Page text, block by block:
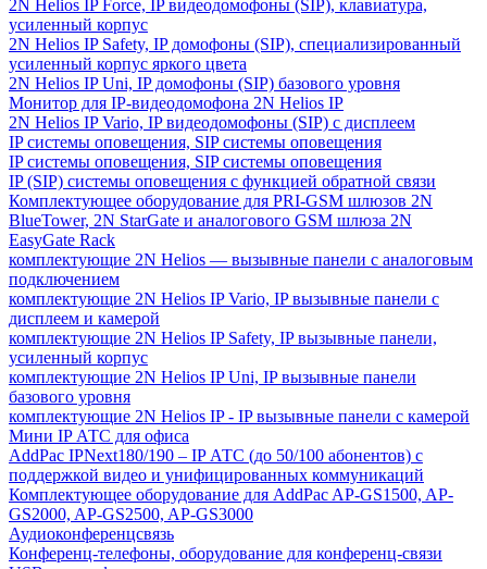
2N Helios IP Force, IP видеодомофоны (SIP), клавиатура,
усиленный корпус
2N Helios IP Safety, IP домофоны (SIP), специализированный
усиленный корпус яркого цвета
2N Helios IP Uni, IP домофоны (SIP) базового уровня
Монитор для IP-видеодомофона 2N Helios IP
2N Helios IP Vario, IP видеодомофоны (SIP) с дисплеем
IP системы оповещения, SIP системы оповещения
IP системы оповещения, SIP системы оповещения
IP (SIP) системы оповещения с функцией обратной связи
Комплектующее оборудование для PRI-GSM шлюзов 2N
BlueTower, 2N StarGate и аналогового GSM шлюза 2N
EasyGate Rack
комплектующие 2N Helios — вызывные панели с аналоговым
подключением
комплектующие 2N Helios IP Vario, IP вызывные панели с
дисплеем и камерой
комплектующие 2N Helios IP Safety, IP вызывные панели,
усиленный корпус
комплектующие 2N Helios IP Uni, IP вызывные панели
базового уровня
комплектующие 2N Helios IP - IP вызывные панели с камерой
Мини IP АТС для офиса
AddPac IPNext180/190 – IP АТС (до 50/100 абонентов) с
поддержкой видео и унифицированных коммуникаций
Комплектующее оборудование для AddPac AP-GS1500, AP-
GS2000, AP-GS2500, AP-GS3000
Аудиоконференцсвязь
Конференц-телефоны, оборудование для конференц-связи